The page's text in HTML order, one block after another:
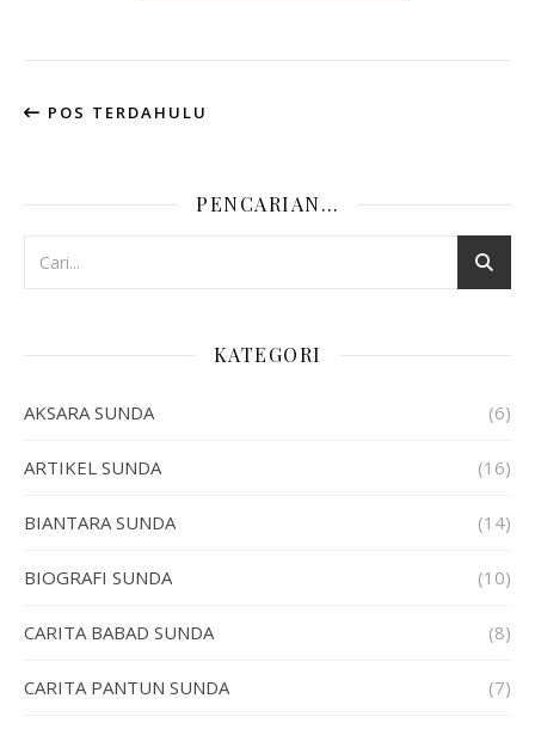
POS TERDAHULU
PENCARIAN…
KATEGORI
AKSARA SUNDA (6)
ARTIKEL SUNDA (16)
BIANTARA SUNDA (14)
BIOGRAFI SUNDA (10)
CARITA BABAD SUNDA (8)
CARITA PANTUN SUNDA (7)